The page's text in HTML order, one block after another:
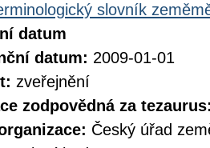
slovník
datum
datum: 2009-01-01
zveřejnění
zodpovědná za
Český úřad